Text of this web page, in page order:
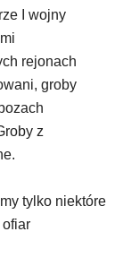
I wojny
rejonach
groby
z
tylko niektóre
ofiar